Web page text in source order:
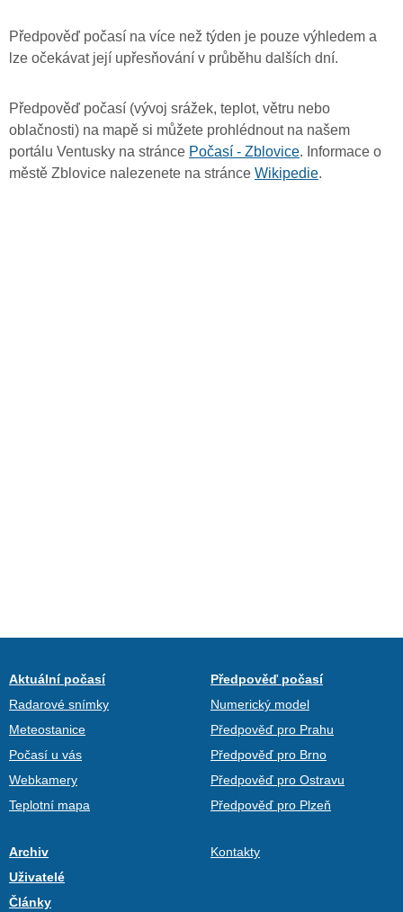
Předpověď počasí na více než týden je pouze výhledem a
lze očekávat její upřesňování v průběhu dalších dní.
Předpověď počasí (vývoj srážek, teplot, větru nebo
oblačnosti) na mapě si můžete prohlédnout na našem
portálu Ventusky na stránce Počasí - Zblovice. Informace o
městě Zblovice nalezenete na stránce Wikipedie.
Aktuální počasí
Radarové snímky
Meteostanice
Počasí u vás
Webkamery
Teplotní mapa
Předpověď počasí
Numerický model
Předpověď pro Prahu
Předpověď pro Brno
Předpověď pro Ostravu
Předpověď pro Plzeň
Archiv
Uživatelé
Články
Kontakty